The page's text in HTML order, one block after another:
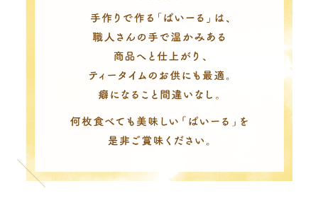
は、 職人さんの手で温かみ